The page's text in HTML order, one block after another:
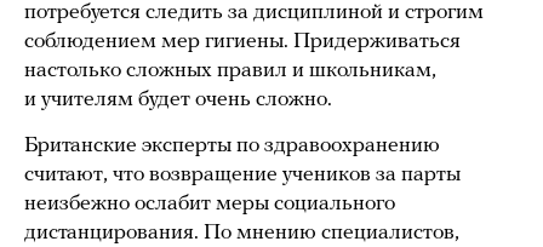
потребуется следить за дисциплиной и строгим
соблюдением мер гигиены. Придерживаться
настолько сложных правил и школьникам,
и учителям будет очень сложно.
Британские эксперты по здравоохранению
считают, что возвращение учеников за парты
неизбежно ослабит меры социального
дистанцирования. По мнению специалистов,